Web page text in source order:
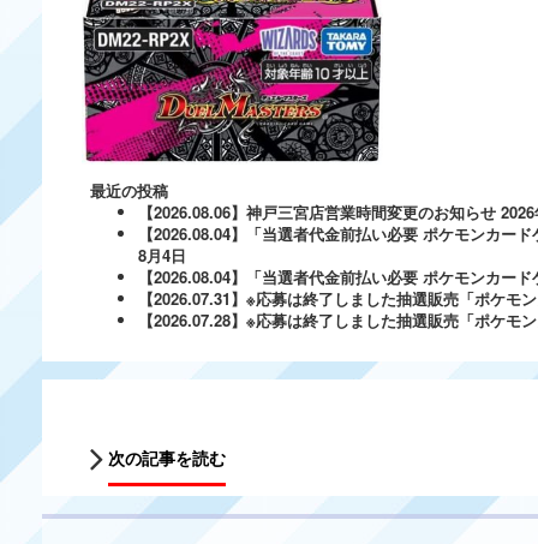
最近の投稿
【2026.08.06】神戸三宮店営業時間変更のお知らせ
【2026.08.04】「当選者代金前払い必要 ポケモンカー
8月4日
【2026.08.04】「当選者代金前払い必要 ポケモンカー
【2026.07.31】※応募は終了しました抽選販売「ポケ
【2026.07.28】※応募は終了しました抽選販売「ポケ
次の記事を読む